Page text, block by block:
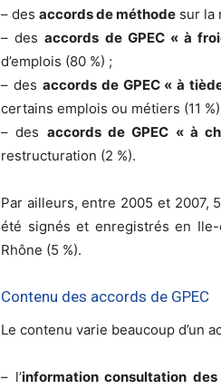
– des accords de méthode sur la
– desaccords de GPEC « à
d’emplois (80 %) ;
– des accords de GPEC « à
certains emplois ou métiers (11
– des accords de GPEC « à
restructuration (2 %).
Par ailleurs, entre 2005 et 2007,
été signés et enregistrés en
Rhône (5 %).
Contenu des accords de GPEC
Le contenu varie beaucoup d’un
– l’information consultation des